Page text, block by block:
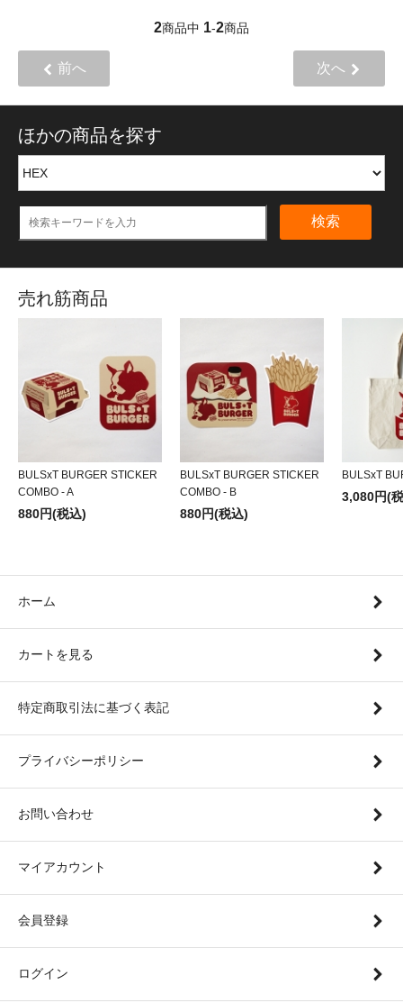
2商品中 1-2商品
前へ 次へ
ほかの商品を探す
検索
売れ筋商品
BULSxT BURGER STICKER
COMBO - A
880円(税込)
BULSxT BURGER STICKER
COMBO - B
880円(税込)
BULSxT
3,080円(
ホーム
カートを見る
特定商取引法に基づく表記
プライバシーポリシー
お問い合わせ
マイアカウント
会員登録
ログイン